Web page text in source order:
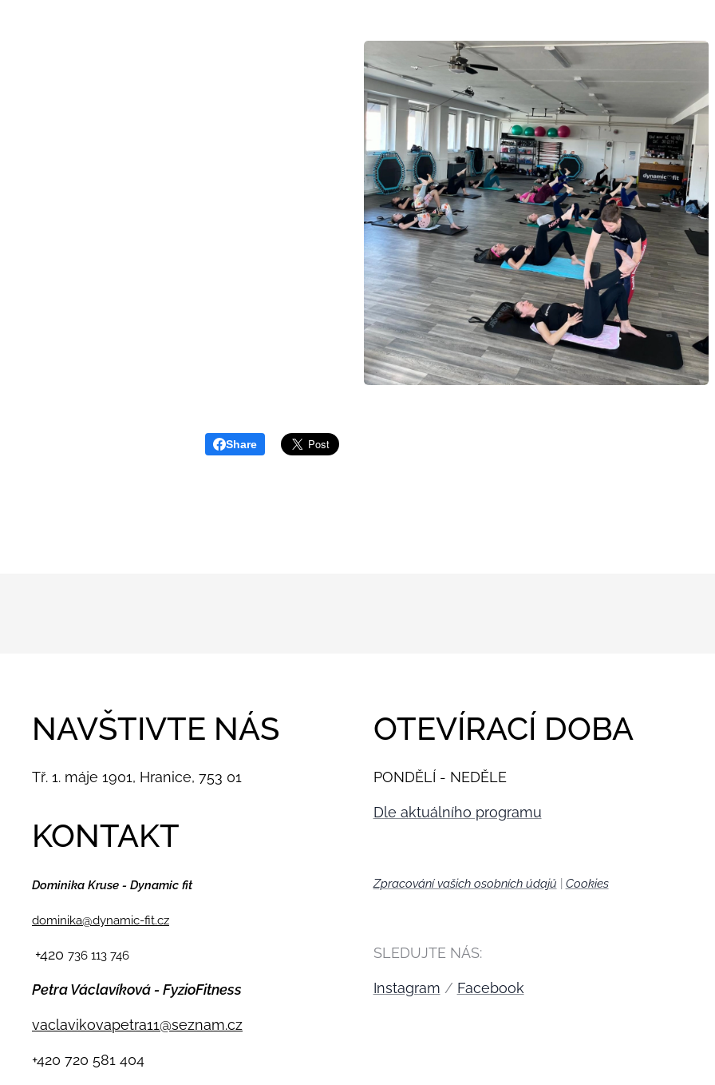
Share
NAVŠTIVTE NÁS
Tř. 1. máje 1901, Hranice, 753 01
KONTAKT
Dominika Kruse - Dynamic fit
dominika@dynamic-fit.cz
+420 736 113 746
Petra Václavíková - FyzioFitness
vaclavikovapetra11@seznam.cz
+420 720 581 404
OTEVÍRACÍ DOBA
PONDĚLÍ - NEDĚLE
Dle aktuálního programu
Zpracování vašich osobních údajů Cookies🍪
SLEDUJTE NÁS:
Instagram / Facebook